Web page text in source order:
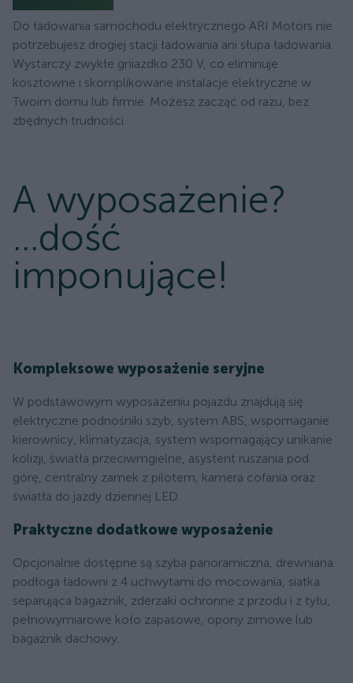
Do ładowania samochodu elektrycznego ARI Motors nie
potrzebujesz drogiej stacji ładowania ani słupa ładowania.
Wystarczy zwykłe gniazdko 230 V, co eliminuje
kosztowne i skomplikowane instalacje elektryczne w
Twoim domu lub firmie. Możesz zacząć od razu, bez
zbędnych trudności.
A wyposażenie?
...dość
imponujące!
Kompleksowe wyposażenie seryjne
W podstawowym wyposażeniu pojazdu znajdują się
elektryczne podnośniki szyb, system ABS, wspomaganie
kierownicy, klimatyzacja, system wspomagający unikanie
kolizji, światła przeciwmgielne, asystent ruszania pod
górę, centralny zamek z pilotem, kamera cofania oraz
światła do jazdy dziennej LED.
Praktyczne dodatkowe wyposażenie
Opcjonalnie dostępne są szyba panoramiczna, drewniana
podłoga ładowni z 4 uchwytami do mocowania, siatka
separująca bagażnik, zderzaki ochronne z przodu i z tyłu,
pełnowymiarowe koło zapasowe, opony zimowe lub
bagażnik dachowy.